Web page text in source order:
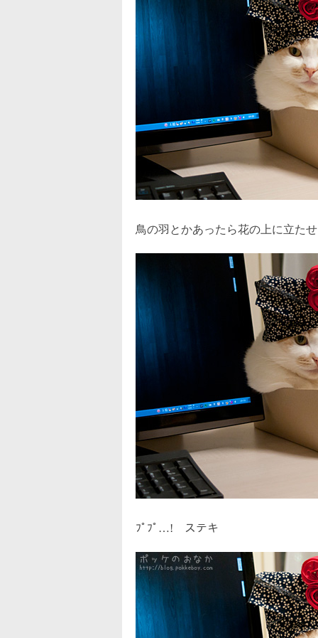
鳥の羽とかあったら花の上に立た
ﾌﾟﾌﾟ…! ステキ